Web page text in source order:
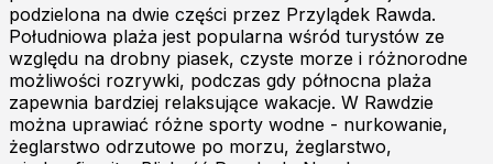
podzielona na dwie części przez Przylądek Rawda.
Południowa plaża jest popularna wśród turystów ze
względu na drobny piasek, czyste morze i różnorodne
możliwości rozrywki, podczas gdy północna plaża
zapewnia bardziej relaksujące wakacje. W Rawdzie
można uprawiać różne sporty wodne - nurkowanie,
żeglarstwo odrzutowe po morzu, żeglarstwo,